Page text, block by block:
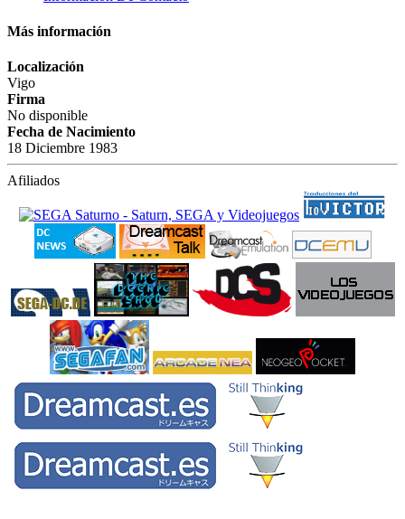
Más información
Localización
Vigo
Firma
No disponible
Fecha de Nacimiento
18 Diciembre 1983
Afiliados